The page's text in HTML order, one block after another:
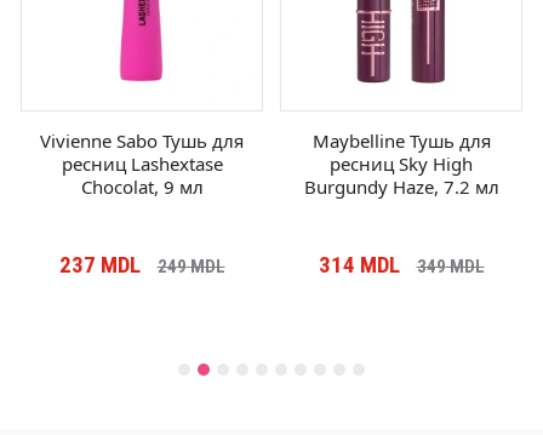
Vivienne Sabo Тушь для
ресниц Lashextase
Chocolat, 9 мл
237 MDL 249MDL
Maybelline Тушь для
ресниц Sky High
Burgundy Haze, 7.2 мл
314 MDL 349MDL